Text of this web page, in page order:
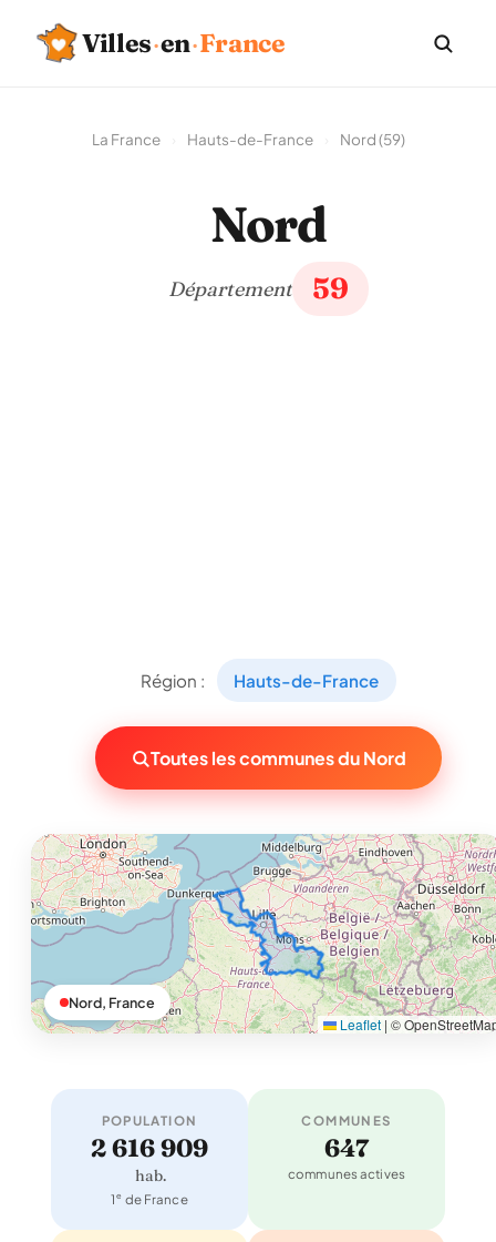
Villes·en·France
La France Hauts-de-France Nord (59)
Nord
Département 59
Région : Hauts-de-France
Toutes les communes du Nord
Leaflet | ©
Nord, France
POPULATION
2 616 909
hab.
1 e de France
COMMUNES
647
communes actives